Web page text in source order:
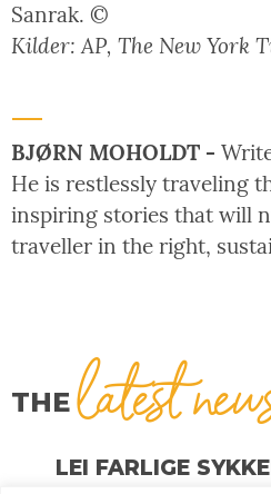
Sanrak. ©
Kilder: AP, The New York
BJØRN MOHOLDT -
He is restlessly traveling
inspiring stories that will
traveller in the right,
THElatest
LEI FARLIGE